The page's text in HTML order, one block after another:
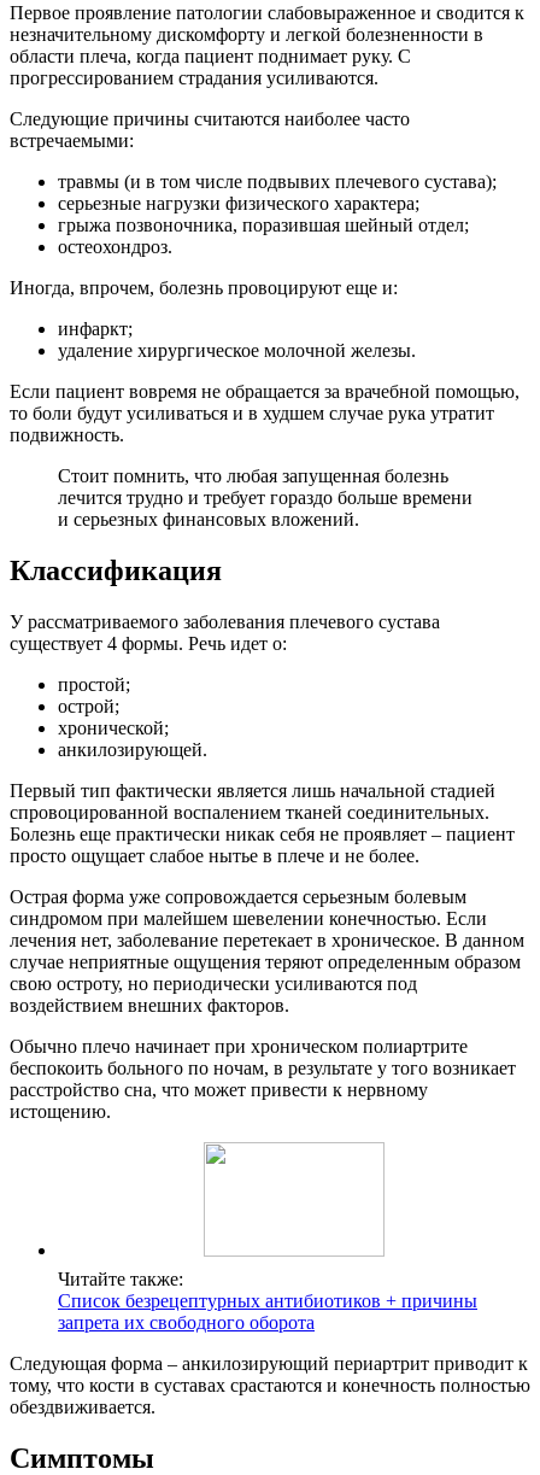
Первое проявление патологии слабовыраженное и сводится к
незначительному дискомфорту и легкой болезненности в
области плеча, когда пациент поднимает руку. С
прогрессированием страдания усиливаются.
Следующие причины считаются наиболее часто
встречаемыми:
травмы (и в том числе подвывих плечевого сустава);
серьезные нагрузки физического характера;
грыжа позвоночника, поразившая шейный отдел;
остеохондроз.
Иногда, впрочем, болезнь провоцируют еще и:
инфаркт;
удаление хирургическое молочной железы.
Если пациент вовремя не обращается за врачебной помощью,
то боли будут усиливаться и в худшем случае рука утратит
подвижность.
Стоит помнить, что любая запущенная болезнь
лечится трудно и требует гораздо больше времени
и серьезных финансовых вложений.
Классификация
У рассматриваемого заболевания плечевого сустава
существует 4 формы. Речь идет о:
простой;
острой;
хронической;
анкилозирующей.
Первый тип фактически является лишь начальной стадией
спровоцированной воспалением тканей соединительных.
Болезнь еще практически никак себя не проявляет – пациент
просто ощущает слабое нытье в плече и не более.
Острая форма уже сопровождается серьезным болевым
синдромом при малейшем шевелении конечностью. Если
лечения нет, заболевание перетекает в хроническое. В данном
случае неприятные ощущения теряют определенным образом
свою остроту, но периодически усиливаются под
воздействием внешних факторов.
Обычно плечо начинает при хроническом полиартрите
беспокоить больного по ночам, в результате у того возникает
расстройство сна, что может привести к нервному
истощению.
Читайте также:
Список безрецептурных антибиотиков + причины
запрета их свободного оборота
Следующая форма – анкилозирующий периартрит приводит к
тому, что кости в суставах срастаются и конечность полностью
обездвиживается.
Симптомы